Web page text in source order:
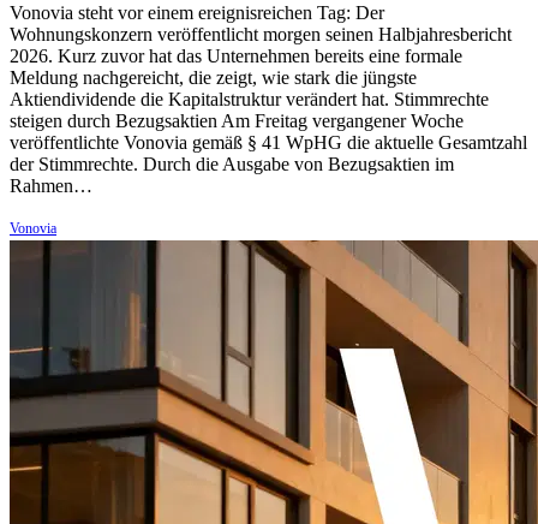
Vonovia steht vor einem ereignisreichen Tag: Der
Wohnungskonzern veröffentlicht morgen seinen Halbjahresbericht
2026. Kurz zuvor hat das Unternehmen bereits eine formale
Meldung nachgereicht, die zeigt, wie stark die jüngste
Aktiendividende die Kapitalstruktur verändert hat. Stimmrechte
steigen durch Bezugsaktien Am Freitag vergangener Woche
veröffentlichte Vonovia gemäß § 41 WpHG die aktuelle Gesamtzahl
der Stimmrechte. Durch die Ausgabe von Bezugsaktien im
Rahmen…
Vonovia